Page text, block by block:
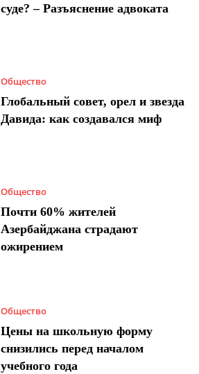
суде? – Разъяснение адвоката
Общество
Глобальный совет, орел и звезда
Давида: как создавался миф
Общество
Почти 60% жителей
Азербайджана страдают
ожирением
Общество
Цены на школьную форму
снизились перед началом
учебного года